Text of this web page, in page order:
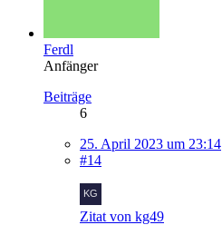
Ferdl
Anfänger
Beiträge
6
25. April 2023 um 23:14
#14
Zitat von kg49